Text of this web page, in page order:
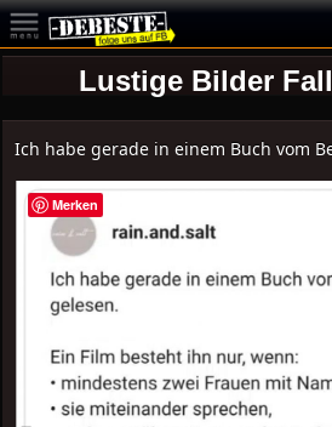
Lustige Bilder
Ich habe gerade in einem Buch vom
Merken